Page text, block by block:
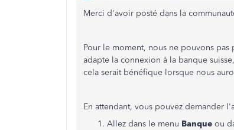
Merci d'avoir posté dans la
Pour le moment, nous ne pouvons
adapte la connexion à la banque
cela serait bénéfique lorsque nous
En attendant, vous pouvez demander
Allez dans le menu Banque ou